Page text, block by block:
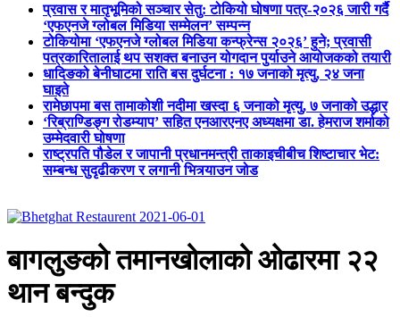
प्रवास र मातृभूमिको सञ्चार सेतु: टोकियो घोषणा पत्र-२०२६ जारी गर्दै
‘एफएनजे ग्लोबल मिडिया सम्मेलन’ सम्पन्न
टोकियोमा ‘एफएनजे ग्लोबल मिडिया कन्फ्रेन्स २०२६’ हुने; प्रवासी
पत्रकारितालाई थप सशक्त बनाउन योगदान पुर्याउने आयोजकको तयारी
धादिङको बेनीघाटमा राति बस दुर्घटना : १७ जनाको मृत्यु, २४ जना
घाइते
रामेछापमा बस तामाकोशी नदीमा खस्दा ६ जनाको मृत्यु, ७ जनाको उद्धार
‘रिब्राण्डिङ्ग रोडम्याप’ सहित एनआरएनए अध्यक्षमा डा. हेमराज शर्माको
उम्मेदवारी घोषणा
राष्ट्रपति पौडेल र जापानी प्रधानमन्त्री ताकाइचीबीच शिष्टाचार भेट:
सम्बन्ध सुदृढीकरण र लगानी भित्र्याउन जोड
बागलुङको तमानखोलाको ओढारमा २२
थान बन्दुक